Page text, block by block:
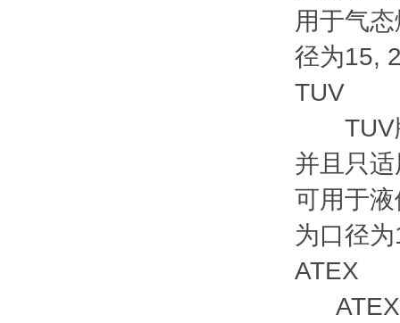
用于气
径为15,
TUV
TUV版
并且只
可用于
为口径
ATEX
ATEX-